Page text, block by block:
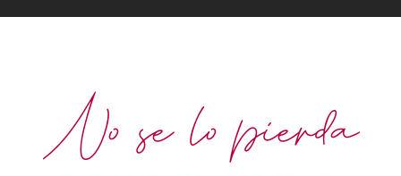
No se lo pierda